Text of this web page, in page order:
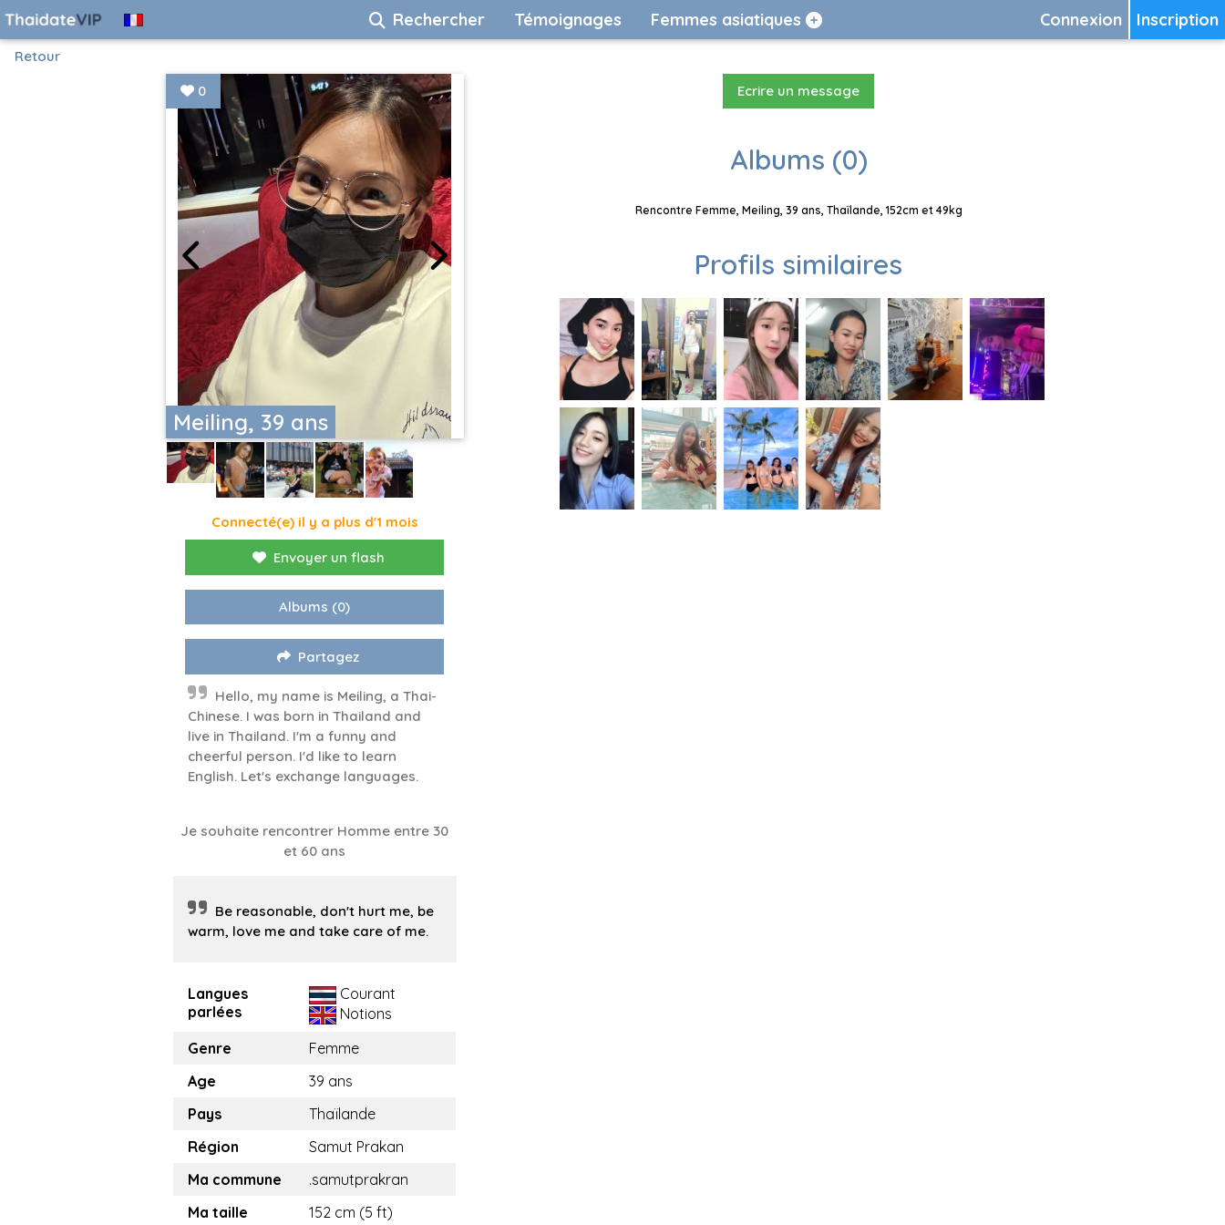
Inscription
Connexion
Rechercher Témoignages Femmes asiatiques
Retour
Meiling, 39 ans
0
Connecté(e) il y a plus d'1 mois
Envoyer un flash
Albums (0)
Partagez
Hello, my name is Meiling, a Thai-
Chinese. I was born in Thailand and
live in Thailand. I'm a funny and
cheerful person. I'd like to learn
English. Let's exchange languages.
Je souhaite rencontrer Homme entre 30
et 60 ans
Be reasonable, don't hurt me, be
warm, love me and take care of me.
Langues
parlées
Courant
Notions
Genre
Femme
Age
39 ans
Pays
Thaïlande
Région
Samut Prakan
Ma commune
.samutprakran
Ma taille
152 cm (5 ft)
Ecrire un message
Albums (0)
Rencontre Femme, Meiling, 39 ans, Thaïlande, 152cm et 49kg
Profils similaires